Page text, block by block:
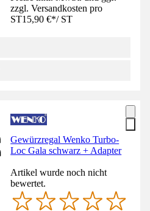
zzgl. Versandkosten pro
ST15,90 €*/ ST
Gewürzregal Wenko Turbo-
Loc Gala schwarz + Adapter
Artikel wurde noch nicht
bewertet.